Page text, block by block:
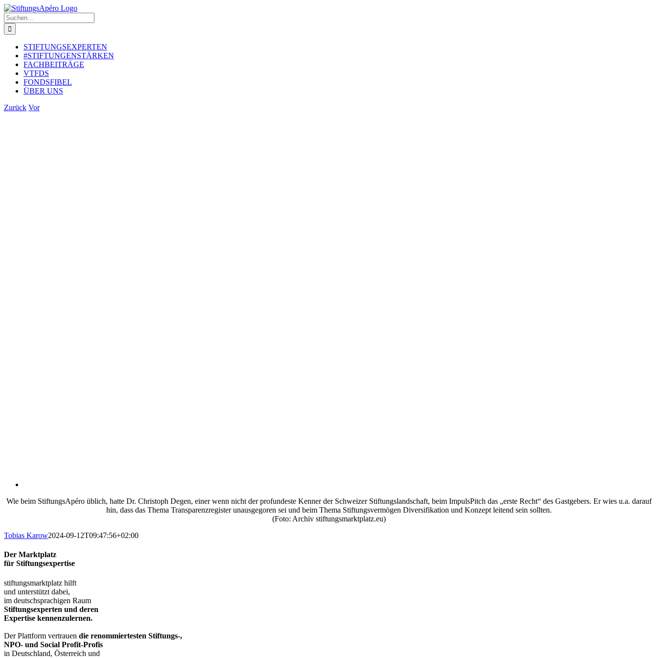
Zum
Inhalt
springen
Suche
nach:
STIFTUNGSEXPERTEN
#STIFTUNGENSTÄRKEN
FACHBEITRÄGE
VTFDS
FONDSFIBEL
ÜBER UNS
Zurück Vor
Wie beim StiftungsApéro üblich, hatte Dr. Christoph Degen, einer wenn nicht der profundeste Kenner der Schweizer Stiftungslandschaft, beim ImpulsPitch das „erste Recht“ des Gastgebers. Er wies u.a. darauf
hin, dass das Thema Transparenzregister unausgegoren sei und beim Thema Stiftungsvermögen Diversifikation und Konzept leitend sein sollten.
(Foto: Archiv stiftungsmarktplatz.eu)
Tobias Karow2024-09-12T09:47:56+02:00
Der Marktplatz
für Stiftungsexpertise
stiftungsmarktplatz hilft
und unterstützt dabei,
im deutschsprachigen Raum
Stiftungsexperten und deren
Expertise kennenzulernen.
Der Plattform vertrauen die renommiertesten Stiftungs-,
NPO- und Social Profit-Profis
in Deutschland, Österreich und